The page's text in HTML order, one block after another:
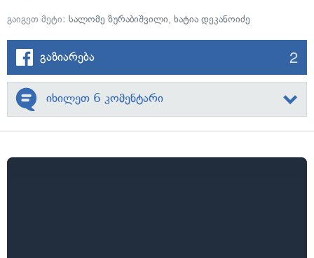
გაიგეთ მეტი: სალომე ზურაბიშვილი, ხატია დეკანოიძე
გაზიარება 2
იხილეთ 6 კომენტარი